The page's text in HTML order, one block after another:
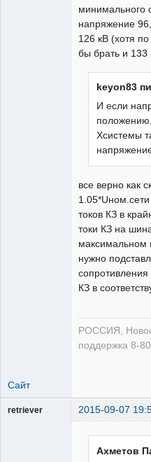
минимального
напряжение
126 кВ (хотя
бы брать и 133
keyon83
И если
Хсистемы
все верно как
токов КЗ в
токи КЗ на
максимальном
нужно
КЗ в
РОССИЯ,
поддержка 8-
Сайт
retriever 2015-09-07
Ахметов